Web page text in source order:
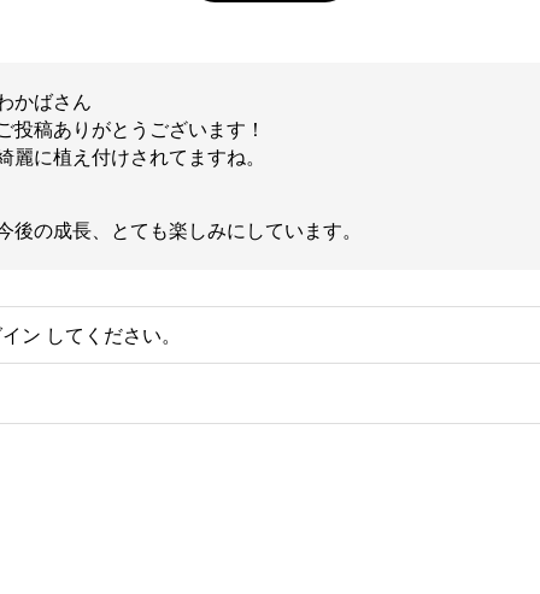
かばさん
投稿ありがとうございます！
麗に植え付けされてますね。
後の成長、とても楽しみにしています。
ン してください。